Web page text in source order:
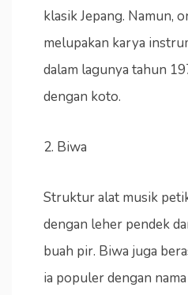
klasik Jepang. Namun,
melupakan karya
dalam lagunya tahun
dengan koto.
2. Biwa
Struktur alat musik
dengan leher pendek
buah pir. Biwa juga
ia populer dengan nama